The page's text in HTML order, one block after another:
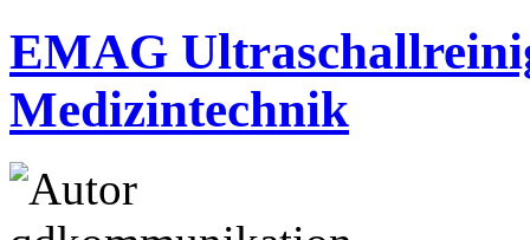
EMAG
Medizintechnik